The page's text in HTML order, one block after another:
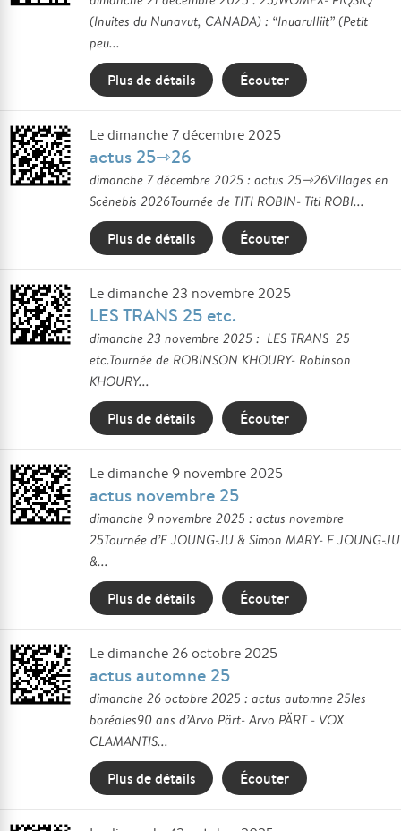
(Inuites du Nunavut, CANADA) : “Inuarulliit” (Petit
peu...
Plus de détails Écouter
Le dimanche 7 décembre 2025
actus 25⇾26
dimanche 7 décembre 2025 : actus 25⇾26Villages en
Scènebis 2026Tournée de TITI ROBIN- Titi ROBI...
Plus de détails Écouter
Le dimanche 23 novembre 2025
LES TRANS 25 etc.
dimanche 23 novembre 2025 : LES TRANS 25
etc.Tournée de ROBINSON KHOURY- Robinson
KHOURY...
Plus de détails Écouter
Le dimanche 9 novembre 2025
actus novembre 25
dimanche 9 novembre 2025 : actus novembre
25Tournée d’E JOUNG-JU & Simon MARY- E JOUNG-JU
&...
Plus de détails Écouter
Le dimanche 26 octobre 2025
actus automne 25
dimanche 26 octobre 2025 : actus automne 25les
boréales90 ans d’Arvo Pärt- Arvo PÄRT - VOX
CLAMANTIS...
Plus de détails Écouter